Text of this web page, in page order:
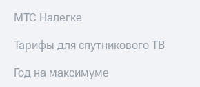
МТС Налегке
Тарифы для спутникового ТВ
Год на максимуме